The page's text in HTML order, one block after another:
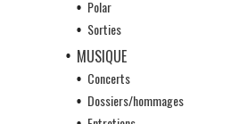
Polar
Sorties
MUSIQUE
Concerts
Dossiers/hommages